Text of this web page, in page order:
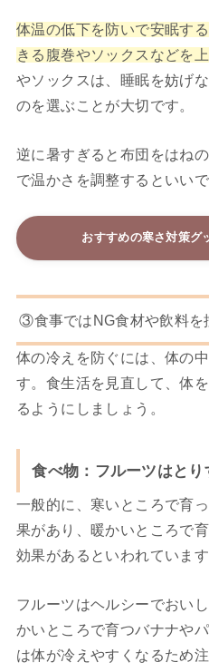
体温の低下を防いで安眠す
きる腹巻やソックスなどを
やソックスは、睡眠を妨げ
のを選ぶことが大切です。
逆に暑すぎると布団をはね
で温かさを調整するといいで
おすすめの寒さ対策グ
③食事ではNG食材や飲料を
体の冷えを防ぐには、体の
す。 食生活を見直して、体
るようにしましょう。
食べ物：フルーツはとり
一般的に、寒いところで育
果があり、暖かいところで
効果があるといわれています
フルーツはヘルシーでおい
かいところで育つバナナや
は体が冷えやすくなるため